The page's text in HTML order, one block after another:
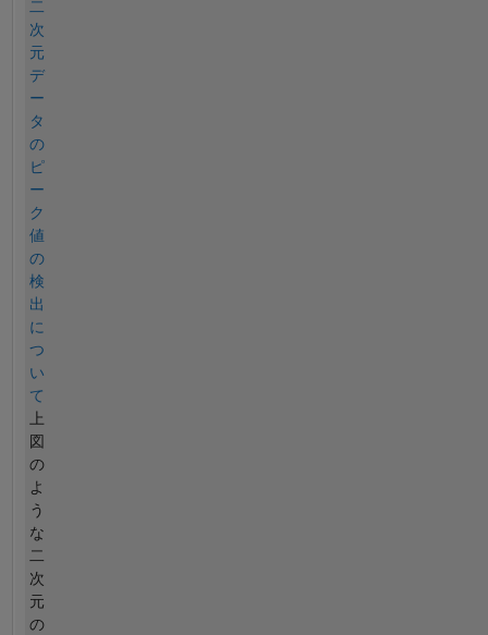
二
次
元
デ
ー
タ
の
ピ
ー
ク
値
の
検
出
に
つ
い
て
上
図
の
よ
う
な
二
次
元
の